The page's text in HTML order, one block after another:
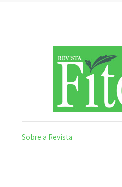
Sobre a Revista